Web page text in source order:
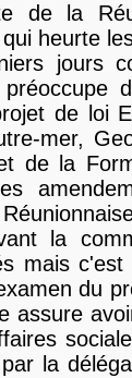
de la
heurte
jours
de loi
mer,
de la
la
mais
du
assure
la